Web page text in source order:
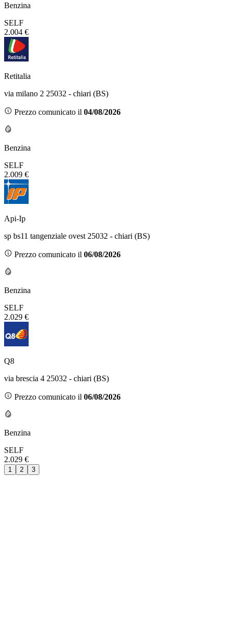
Benzina
SELF
2.004 €
Retitalia
via milano 2 25032 - chiari (BS)
Prezzo comunicato il 04/08/2026
Benzina
SELF
2.009 €
Api-Ip
sp bs11 tangenziale ovest 25032 - chiari (BS)
Prezzo comunicato il 06/08/2026
Benzina
SELF
2.029 €
Q8
via brescia 4 25032 - chiari (BS)
Prezzo comunicato il 06/08/2026
Benzina
SELF
2.029 €
1 2 3